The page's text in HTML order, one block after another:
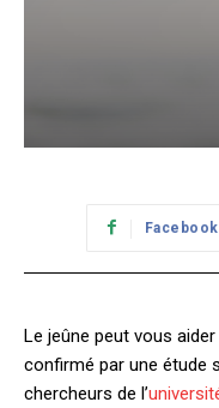
Facebook
Le jeûne peut vous
confirmé par une étude
chercheurs de l’